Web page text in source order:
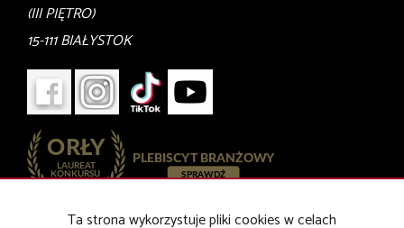
(III PIĘTRO)
15-111 BIAŁYSTOK
Mieszkaniana wynajem
Ta strona wykorzystuje pliki cookies w celach